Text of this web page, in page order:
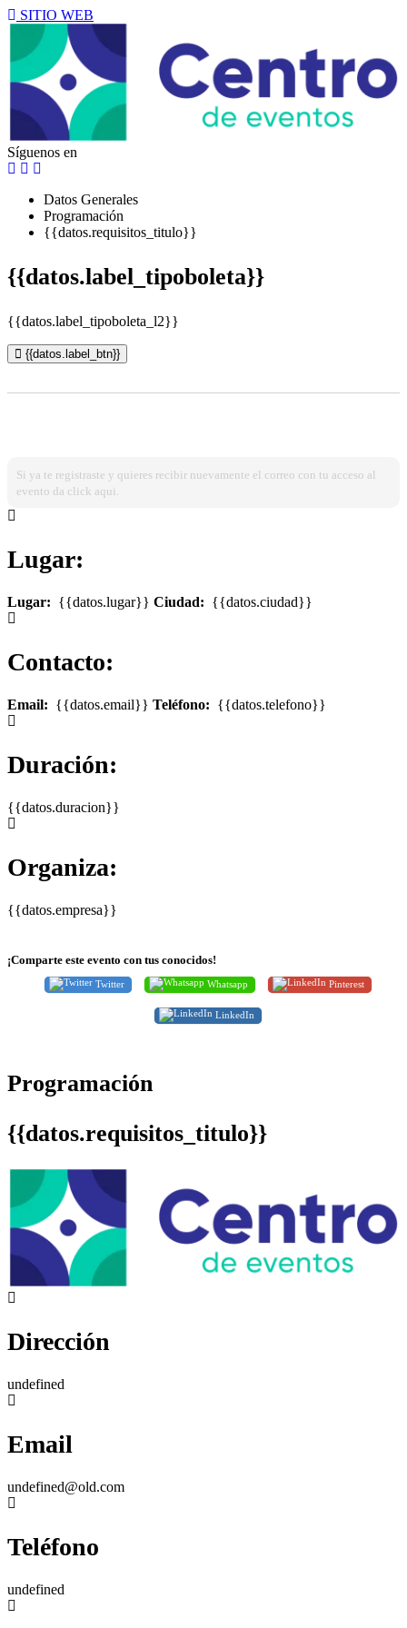
SITIO WEB
Síguenos en
Datos Generales
Programación
{{datos.requisitos_titulo}}
{{datos.label_tipoboleta}}
{{datos.label_tipoboleta_l2}}
{{datos.label_btn}}
Si ya te registraste y quieres recibir nuevamente el correo con tu acceso al
evento da click aqui.
Lugar:
Lugar: {{datos.lugar}} Ciudad: {{datos.ciudad}}
Contacto:
Email: {{datos.email}} Teléfono: {{datos.telefono}}
Duración:
{{datos.duracion}}
Organiza:
{{datos.empresa}}
¡Comparte este evento con tus conocidos!
Twitter Whatsapp Pinterest
LinkedIn
Programación
{{datos.requisitos_titulo}}
Dirección
undefined
Email
undefined@old.com
Teléfono
undefined